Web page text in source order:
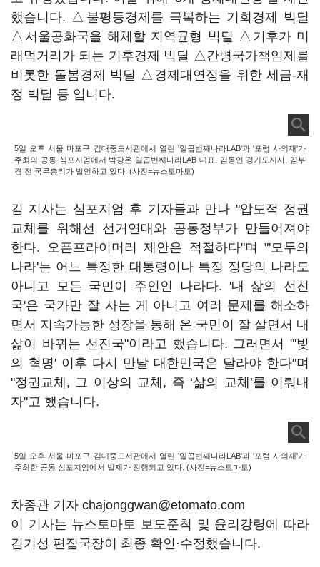
했습니다. △불평등경제를 극복하는 기회경제 빅딜
△서울공화국을 해체할 지역균형 빅딜 △기후가 미
래먹거리가 되는 기후경제 빅딜 △간병국가책임제를
비롯한 돌봄경제 빅딜 △경제대연정을 위한 세금-재
정 빅딜 등 입니다.
5일 오후 서울 마포구 김대중도서관에서 열린 '일곱번째나라LAB'과 '포럼 사의재'가
주최의 공동 심포지엄에서 박광온 일곱번째나라LAB 대표, 김동연 경기도지사, 김부
겸 전 국무총리가 발언하고 있다. (사진=뉴스토마토)
김 지사는 심포지엄 후 기자들과 만나 "압도적 정권
교체를 위해선 선거연대와 공동정부가 만들어져야
한다. 오픈프라이머리 제안은 적절하다"며 "'모두의
나라'는 어느 특정한 대통령이나 특정 정당의 나라도
아니고 모든 국민이 주인인 나라다. '내 삶의 선진
국'은 국가만 잘 사는 게 아니고 여러 문제를 해소하
면서 지속가능한 성장을 통해 온 국민이 잘 살면서 내
삶이 바뀌는 선진국"이라고 했습니다. 그러면서 "'빛
의 혁명' 이후 다시 만날 대한민국은 달라야 한다"며
"정권교체, 그 이상의 교체, 즉 ‘삶의 교체’를 이뤄내
자"고 했습니다.
5일 오후 서울 마포구 김대중도서관에서 열린 '일곱번째나라LAB'과 '포럼 사의재'가
주최한 공동 심포지엄에서 발제가 진행되고 있다. (사진=뉴스토마토)
차종관 기자 chajonggwan@etomato.com
이 기사는 뉴스토마토 보도준칙 및 윤리강령에 따라
김기성 편집국장이 최종 확인·수정했습니다.